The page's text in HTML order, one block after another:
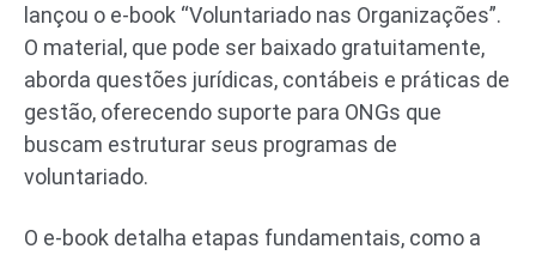
lançou o e-book “Voluntariado nas Organizações”.
O material, que pode ser baixado gratuitamente,
aborda questões jurídicas, contábeis e práticas de
gestão, oferecendo suporte para ONGs que
buscam estruturar seus programas de
voluntariado.
O e-book detalha etapas fundamentais, como a